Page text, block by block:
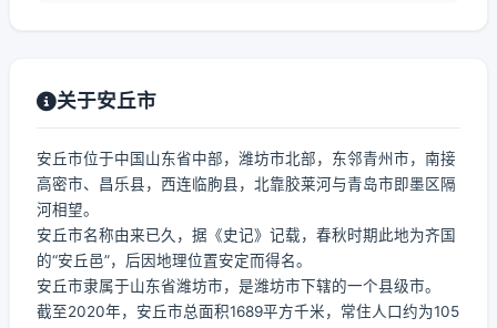
关于安丘市
安丘市位于中国山东省中部，潍坊市北部，东邻青州市，南接
高密市、昌乐县，西连临朐县，北靠胶莱河与青岛市即墨区隔
河相望。
安丘市名称由来已久，据《史记》记载，春秋时期此地为齐国
的“安丘邑”，后因地理位置安定而得名。
安丘市隶属于山东省潍坊市，是潍坊市下辖的一个县级市。
截至2020年，安丘市总面积1689平方千米，常住人口约为105